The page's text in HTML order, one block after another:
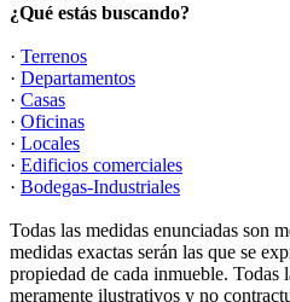
¿Qué estás buscando?
· Terrenos
· Departamentos
· Casas
· Oficinas
· Locales
· Edificios comerciales
· Bodegas-Industriales
Todas las medidas enunciadas son
medidas exactas serán las que se
propiedad de cada inmueble. Todas
meramente ilustrativos y no